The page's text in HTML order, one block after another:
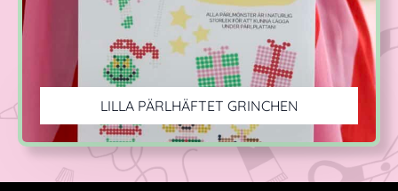
LILLA PÄRLHÄFTET GRINCHEN